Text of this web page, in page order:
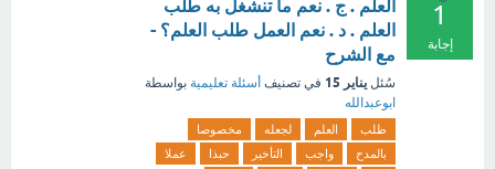
1
إجابة
العلم . ج . نعم ما تنشغل به طلب
العلم . د . نعم العمل طلب العلم؟ -
مع الشرح
سُئل يناير 15 في تصنيف أسئلة تعليمية بواسطة
ابوعبدالله
طلب العلم لجعله
مخصوصا
بالمدح
واجب التأخير حبذا
عملا